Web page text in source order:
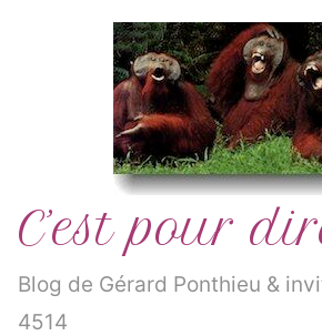
C’est pour
Blog de Gérard Ponthieu &
4514